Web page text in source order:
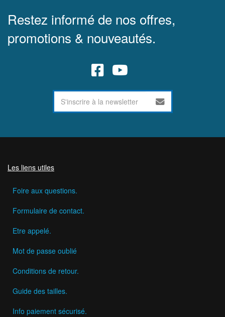
Restez informé de nos offres,
promotions & nouveautés.
Les liens utiles
Foire aux questions.
Formulaire de contact.
Etre appelé.
Mot de passe oublié
Conditions de retour.
Guide des tailles.
Info paiement sécurisé.